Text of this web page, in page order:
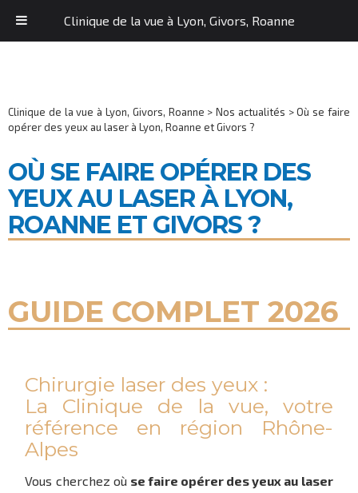
Clinique de la vue à Lyon, Givors, Roanne >Nos actualités >Où se faire
opérer des yeux au laser à Lyon, Roanne et Givors ?
OÙ SE FAIRE OPÉRER DES
YEUX AU LASER À LYON,
ROANNE ET GIVORS ?
GUIDE COMPLET 2026
Chirurgie laser des yeux :
La Clinique de la vue, votre
référence en région Rhône-
Alpes
Vous cherchez où se faire opérer des yeux au laser
Clinique de la vue à Lyon, Givors, Roanne